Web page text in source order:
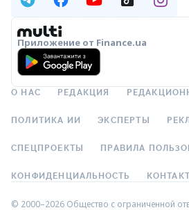
Приложение от Finance.ua
О НАС РЕДАКЦИЯ
ПОЛИТИКА ИИ ЭКСПЕРТЫ
СПЕЦПРОЕКТЫ ПРАВИЛА
КОНФИДЕНЦИАЛЬНОСТЬ
© 2000–2026 Общество с ограниченной